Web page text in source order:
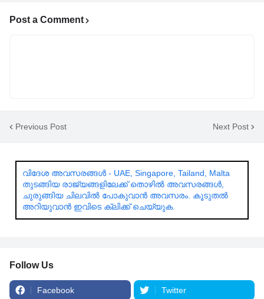
Post a Comment
Previous Post Next Post
വിദേശ അവസരങ്ങൾ - UAE, Singapore, Tailand, Malta
തുടങ്ങിയ രാജ്യങ്ങളിലേക്ക് തൊഴിൽ അവസരങ്ങൾ,
ചുരുങ്ങിയ ചിലവിൽ പോകുവാൻ അവസരം. കൂടുതൽ
അറിയുവാൻ ഇവിടെ ക്ലിക്ക് ചെയ്യുക.
Follow Us
Facebook Twitter